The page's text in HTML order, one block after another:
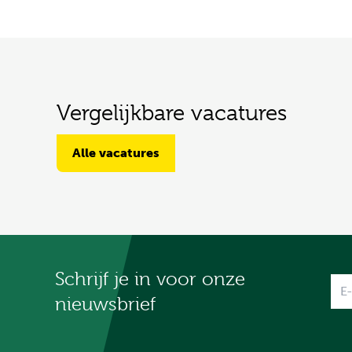
Vergelijkbare vacatures
Alle vacatures
Schrijf je in voor onze
nieuwsbrief